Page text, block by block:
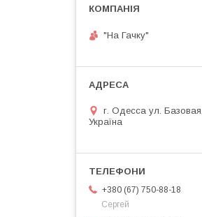
"На Гачку"
г. Одесса ул.
Україна
+380 (67) 750-88-18
Сергей